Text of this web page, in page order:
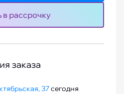
в рассрочку
заказа
37сегодня